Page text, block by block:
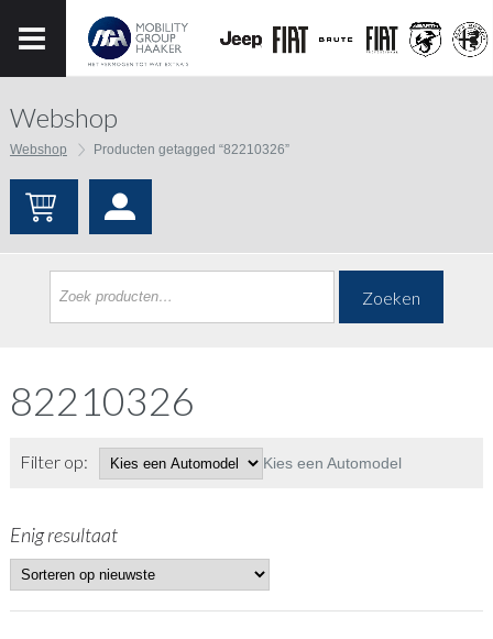
Webshop
Webshop Producten getagged “82210326”
Zoeken
82210326
Filter op: Kies een Automodel
Enig resultaat